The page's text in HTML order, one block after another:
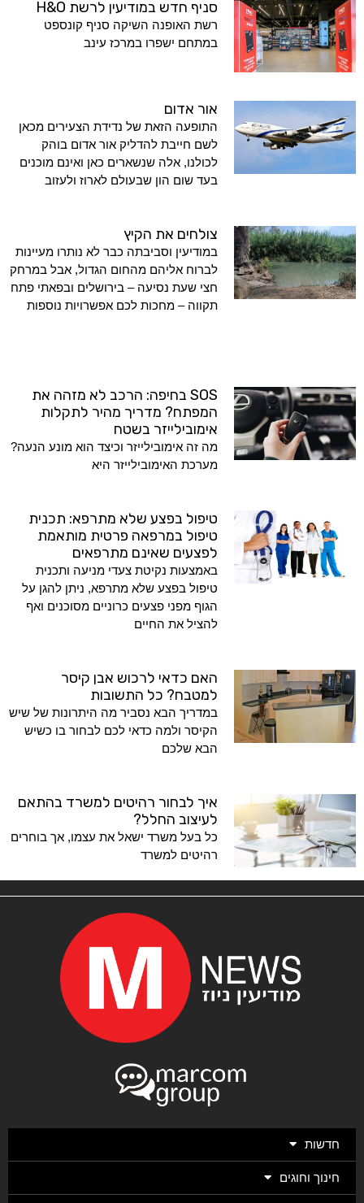
סניף חדש במודיעין לרשת H&O
רשת האופנה השיקה סניף קונספט
במתחם ישפרו במרכז עינב
אור אדום
התופעה הזאת של נדידת הצעירים מכאן
לשם חייבת להדליק אור אדום בוהק
לכולנו, אלה שנשארים כאן ואינם מוכנים
בעד שום הון שבעולם לארוז ולעזוב
צולחים את הקיץ
במודיעין וסביבתה כבר לא נותרו מעיינות
לברוח אליהם מהחום הגדול, אבל במרחק
חצי שעת נסיעה – בירושלים ובפאתי פתח
תקווה – מחכות לכם אפשרויות נוספות
SOS בחיפה: הרכב לא מזהה את
המפתח? מדריך מהיר לתקלות
אימובילייזר בשטח
מה זה אימובילייזר וכיצד הוא מונע הנעה?
מערכת האימובילייזר היא
טיפול בפצע שלא מתרפא: תכנית
טיפול במרפאה פרטית מותאמת
לפצעים שאינם מתרפאים
באמצעות נקיטת צעדי מניעה ותכנית
טיפול בפצע שלא מתרפא, ניתן להגן על
הגוף מפני פצעים כרוניים מסוכנים ואף
להציל את החיים
האם כדאי לרכוש אבן קיסר
למטבח? כל התשובות
במדריך הבא נסביר מה היתרונות של שיש
הקיסר ולמה כדאי לכם לבחור בו כשיש
הבא שלכם
איך לבחור רהיטים למשרד בהתאם
לעיצוב החלל?
כל בעל משרד ישאל את עצמו, אך בוחרים
רהיטים למשרד
חדשות
חינוך וחוגים